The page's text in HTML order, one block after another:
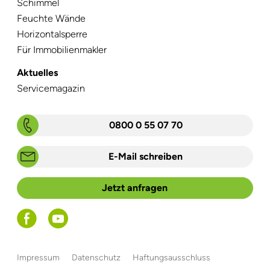
Schimmel
Feuchte Wände
Horizontalsperre
Für Immobilienmakler
Aktuelles
Navigation
Servicemagazin
0800 0 55 07 70
E-Mail schreiben
Jetzt anfragen
Navigation
Impressum Datenschutz Haftungsausschluss